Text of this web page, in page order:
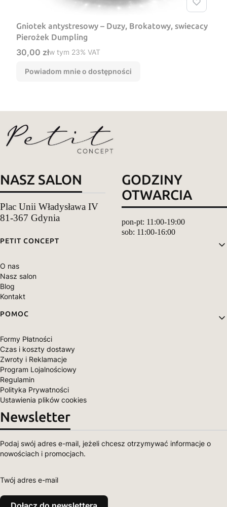
Gniotek antystresowy – Duzy, Brokatowy, swiecacy
Pierożek Dumpling
Cena brutto
30,00 złw tym %s VAT
w tym 23% VAT
Powiadom mnie o dostępności
NASZ SALON
Plac Unii Władysława IV
81-367 Gdynia
GODZINY
OTWARCIA
pon-pt: 11:00-19:00
sob: 11:00-16:00
Linki w stopce
PETIT CONCEPT
O nas
Nasz salon
Blog
Kontakt
POMOC
Formy Płatności
Czas i koszty dostawy
Zwroty i Reklamacje
Program Lojalnościowy
Regulamin
Polityka Prywatności
Ustawienia plików cookies
Newsletter
Podaj swój adres e-mail, jeżeli chcesz otrzymywać informacje o
nowościach i promocjach.
Twój adres e-mail